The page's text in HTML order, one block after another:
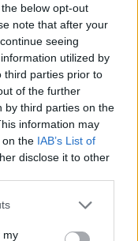
below opt-out
note that after your
seeing
utilized by
third parties prior to
of the further
by third parties on the
information may
on the IAB’s List of
disclose it to other
or more Google
You may click to
my
qui est court, et
les pièces de
la plus simple et la